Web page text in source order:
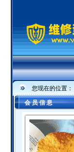
您现在的位置：
会 员 信 息